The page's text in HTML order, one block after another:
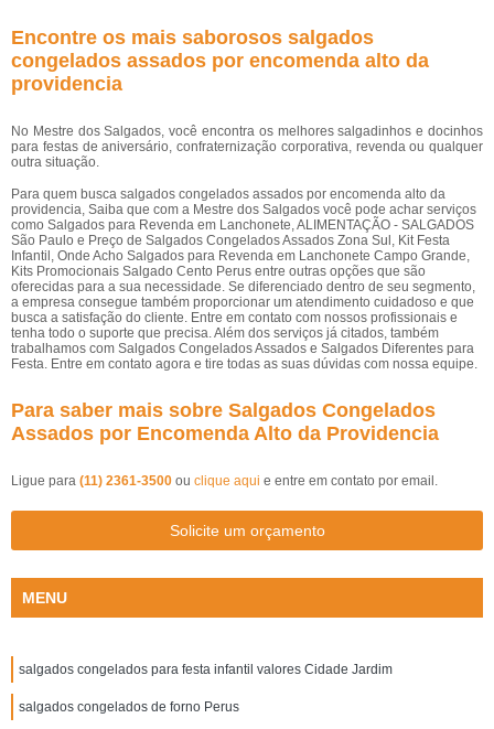
Encontre os mais saborosos salgados
congelados assados por encomenda alto da
providencia
No Mestre dos Salgados, você encontra os melhores salgadinhos e docinhos
para festas de aniversário, confraternização corporativa, revenda ou qualquer
outra situação.
Para quem busca salgados congelados assados por encomenda alto da
providencia, Saiba que com a Mestre dos Salgados você pode achar serviços
como Salgados para Revenda em Lanchonete, ALIMENTAÇÃO - SALGADOS
São Paulo e Preço de Salgados Congelados Assados Zona Sul, Kit Festa
Infantil, Onde Acho Salgados para Revenda em Lanchonete Campo Grande,
Kits Promocionais Salgado Cento Perus entre outras opções que são
oferecidas para a sua necessidade. Se diferenciado dentro de seu segmento,
a empresa consegue também proporcionar um atendimento cuidadoso e que
busca a satisfação do cliente. Entre em contato com nossos profissionais e
tenha todo o suporte que precisa. Além dos serviços já citados, também
trabalhamos com Salgados Congelados Assados e Salgados Diferentes para
Festa. Entre em contato agora e tire todas as suas dúvidas com nossa equipe.
Para saber mais sobre Salgados Congelados
Assados por Encomenda Alto da Providencia
Ligue para (11) 2361-3500 ou clique aqui e entre em contato por email.
Solicite um orçamento
MENU
salgados congelados para festa infantil valores Cidade Jardim
salgados congelados de forno Perus